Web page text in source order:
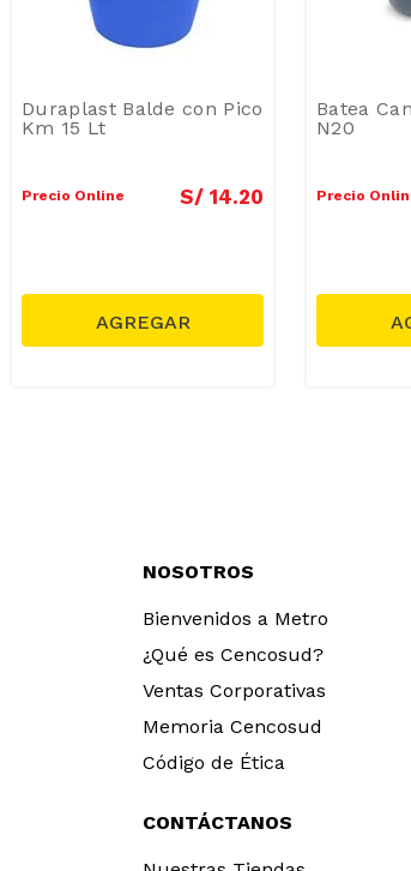
Duraplast Balde con Pico
Km 15 Lt
Precio Online S/ 14.20
Batea
N20
Precio
NOSOTROS
Bienvenidos a Metro
¿Qué es Cencosud?
Ventas Corporativas
Memoria Cencosud
Código de Ética
CONTÁCTANOS